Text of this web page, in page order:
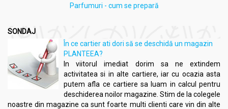
Parfumuri - cum se prepară
SONDAJ
În ce cartier ati dori să se deschidă un magazin
PLANTEEA?
In viitorul imediat dorim sa ne extindem
activitatea si in alte cartiere, iar cu ocazia asta
putem afla ce cartiere sa luam in calcul pentru
deschiderea noilor magazine. Stim de la colegele
noastre din magazine ca sunt foarte multi clienti care vin din alte